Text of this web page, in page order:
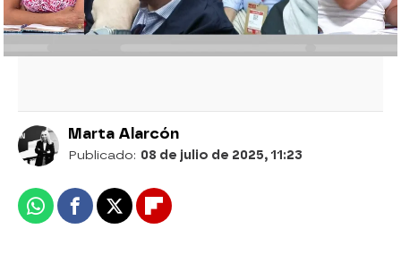
Marta Alarcón
Publicado: 08 de julio de 2025, 11:23
WhatsappFacebook
X Flipboard